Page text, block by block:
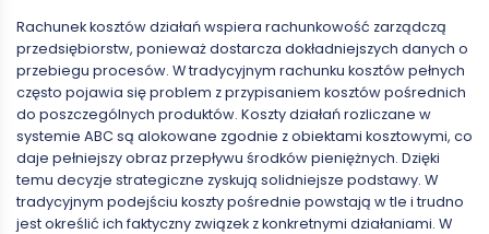
Rachunek kosztów działań wspiera rachunkowość zarządczą
przedsiębiorstw, ponieważ dostarcza dokładniejszych danych o
przebiegu procesów. W tradycyjnym rachunku kosztów pełnych
często pojawia się problem z przypisaniem kosztów pośrednich
do poszczególnych produktów. Koszty działań rozliczane w
systemie ABC są alokowane zgodnie z obiektami kosztowymi, co
daje pełniejszy obraz przepływu środków pieniężnych. Dzięki
temu decyzje strategiczne zyskują solidniejsze podstawy. W
tradycyjnym podejściu koszty pośrednie powstają w tle i trudno
jest określić ich faktyczny związek z konkretnymi działaniami. W